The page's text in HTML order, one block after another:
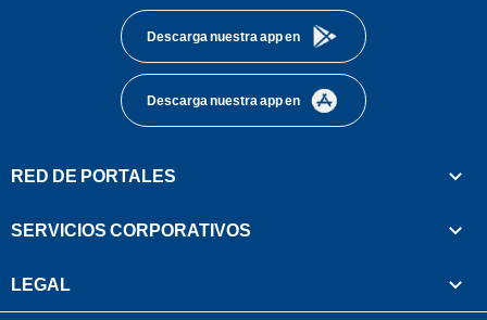
Descarga nuestra app en
Descarga nuestra app en
RED DE PORTALES
SERVICIOS CORPORATIVOS
LEGAL